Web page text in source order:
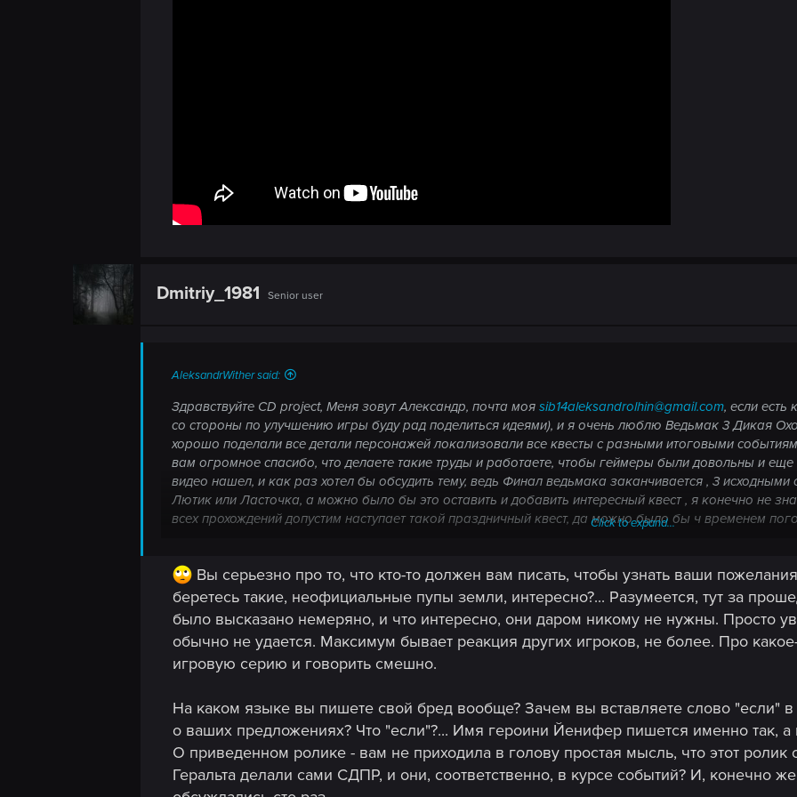
Dmitriy_1981 Senior user
AleksandrWither said:
Здравствуйте CD project, Меня зовут Александр, почта моя sib14aleksandrolhin@gmail.com, если есть
со стороны по улучшению игры буду рад поделиться идеями), и я очень люблю Ведьмак 3 Дикая
хорошо поделали все детали персонажей локализовали все квесты с разными итоговыми
вам огромное спасибо, что делаете такие труды и работаете, чтобы геймеры были довольны и еще
видео нашел, и как раз хотел бы обсудить тему, ведь Финал ведьмака заканчивается , 3
Лютик или Ласточка, а можно было бы это оставить и добавить интересный квест , я конечно не
всех прохождений допустим наступает такой праздничный квест, да можно было бы ч временем
живет в Винодельне, он собирает все необходимое просит свои компаньонов или Дворецкого в
снежки играть опять же время года какое , и многое другое , летом к примеру Геральт собирает
далее а завершается все вечерним пиром)))))!!!!
Click to expand...
Вы серьезно про то, что кто-то должен вам писать, чтобы узнать ваши
беретесь такие, неофициальные пупы земли, интересно?... Разумеется, тут за
было высказано немеряно, и что интересно, они даром никому не нужны. Просто
обычно не удается. Максимум бывает реакция других игроков, не более. Про
игровую серию и говорить смешно.
На каком языке вы пишете свой бред вообще? Зачем вы вставляете слово "если"
о ваших предложениях? Что "если"?... Имя героини Йенифер пишется именно так, а
О приведенном ролике - вам не приходила в голову простая мысль, что этот ролик
Геральта делали сами СДПР, и они, соответственно, в курсе событий? И, конечно